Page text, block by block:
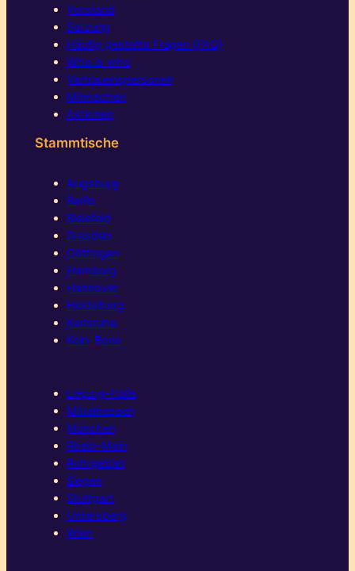
Vorstand
Satzung
Häufig gestellte Fragen (FAQ)
Who is who
Vertrauenspersonen
Mitmachen
Aktionen
Stammtische
Augsburg
Berlin
Bielefeld
Dresden
Göttingen
Hamburg
Hannover
Heidelberg
Karlsruhe
Köln-Bonn
Leipzig-Halle
Mittelhessen
München
Rhein-Main
Ruhrgebiet
Siegen
Stuttgart
Untersberg
Wien